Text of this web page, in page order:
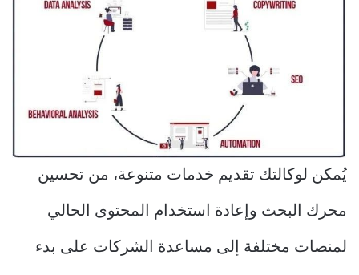
يُمكن لوكالتك تقديم خدمات متنوعة، من تحسين
محرك البحث وإعادة استخدام المحتوى الحالي
لمنصات مختلفة إلى مساعدة الشركات على بدء